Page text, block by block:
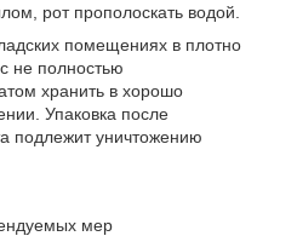
рот прополоскать водой.
помещениях в плотно
не полностью
хранить в хорошо
Упаковка после
подлежит уничтожению
мер